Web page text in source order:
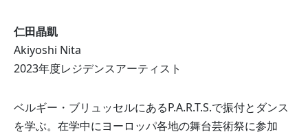
仁田晶凱
Akiyoshi Nita
2023年度レジデンスアーティスト
ベルギー・ブリュッセルにあるP.A.R.T.S.で振付とダンス
を学ぶ。在学中にヨーロッパ各地の舞台芸術祭に参加